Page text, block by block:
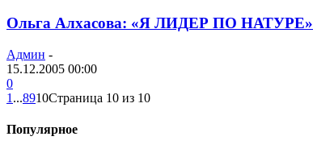
Ольга Алхасова: «Я ЛИДЕР ПО НАТУРЕ»
Админ -
15.12.2005 00:00
0
1 ...8910Страница 10 из 10
Популярное